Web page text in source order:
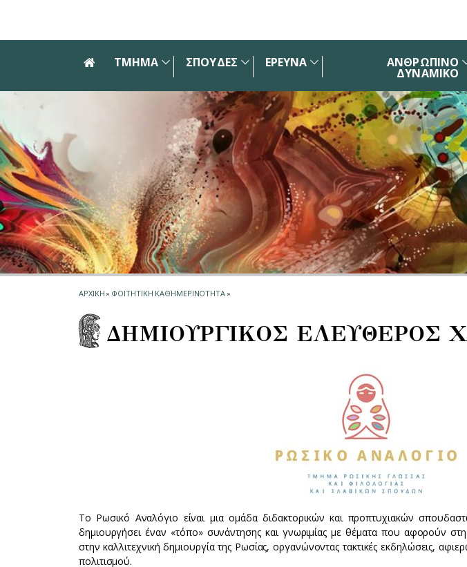
ΤΜΗΜΑ ΣΠΟΥΔΕΣ ΕΡΕΥΝΑ ΑΝΘΡΩΠΙΝΟ
ΔΥΝΑΜΙΚΟ
ΑΡΧΙΚΗ» ΦΟΙΤΗΤΙΚΗ ΚΑΘΗΜΕΡΙΝΟΤΗΤΑ»
ΔΗΜΙΟΥΡΓΙΚΟΣ ΕΛΕΥΘΕΡΟΣ
Το Ρωσικό Αναλόγιο είναι μια ομάδα διδακτορικών και προπτυχιακών
δημιουργήσει έναν «τόπο» συνάντησης και γνωριμίας με θέματα που αφορούν
στην καλλιτεχνική δημιουργία της Ρωσίας, οργανώνοντας τακτικές εκδηλώσεις,
πολιτισμού.